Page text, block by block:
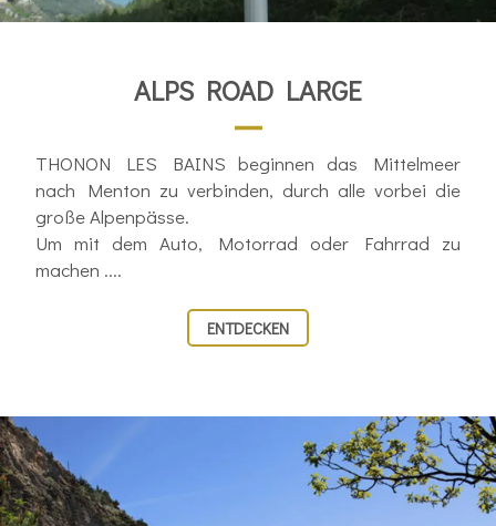
ALPS ROAD LARGE
THONON LES BAINS beginnen das Mittelmeer
nach Menton zu verbinden, durch alle vorbei die
große Alpenpässe.
Um mit dem Auto, Motorrad oder Fahrrad zu
machen ....
ENTDECKEN